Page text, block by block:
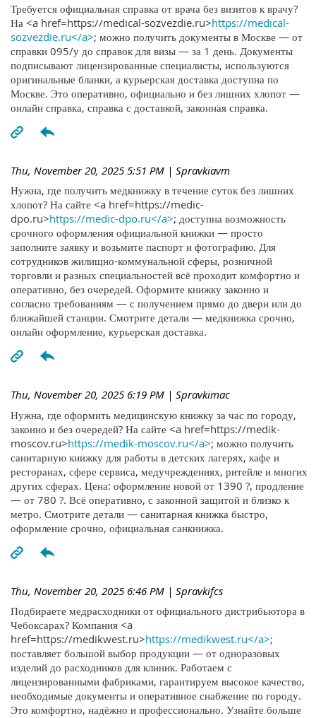
Требуется официальная справка от врача без визитов к врачу?
На <a href=https://medical-sozvezdie.ru>https://medical-
sozvezdie.ru</a>; можно получить документы в Москве — от
справки 095/у до справок для визы — за 1 день. Документы
подписывают лицензированные специалисты, используются
оригинальные бланки, а курьерская доставка доступна по
Москве. Это оперативно, официально и без лишних хлопот —
онлайн справка, справка с доставкой, законная справка.
Thu, November 20, 2025 5:51 PM | Spravkiavm
Нужна, где получить медкнижку в течение суток без лишних
хлопот? На сайте <a href=https://medic-
dpo.ru>https://medic-dpo.ru</a>; доступна возможность
срочного оформления официальной книжки — просто
заполните заявку и возьмите паспорт и фотографию. Для
сотрудников жилищно-коммунальной сферы, розничной
торговли и разных специальностей всё проходит комфортно и
оперативно, без очередей. Оформите книжку законно и
согласно требованиям — с получением прямо до двери или до
ближайшей станции. Смотрите детали — медкнижка срочно,
онлайн оформление, курьерская доставка.
Thu, November 20, 2025 6:19 PM | Spravkimac
Нужна, где оформить медицинскую книжку за час по городу,
законно и без очередей? На сайте <a href=https://medik-
moscov.ru>https://medik-moscov.ru</a>; можно получить
санитарную книжку для работы в детских лагерях, кафе и
ресторанах, сфере сервиса, медучреждениях, ритейле и многих
других сферах. Цена: оформление новой от 1390 ?, продление
— от 780 ?. Всё оперативно, с законной защитой и близко к
метро. Смотрите детали — санитарная книжка быстро,
оформление срочно, официальная санкнижка.
Thu, November 20, 2025 6:46 PM | Spravkifcs
Подбираете медрасходники от официального дистрибьютора в
Чебоксарах? Компания <a
href=https://medikwest.ru>https://medikwest.ru</a>;
поставляет большой выбор продукции — от одноразовых
изделий до расходников для клиник. Работаем с
лицензированными фабриками, гарантируем высокое качество,
необходимые документы и оперативное снабжение по городу.
Это комфортно, надёжно и профессионально. Узнайте больше